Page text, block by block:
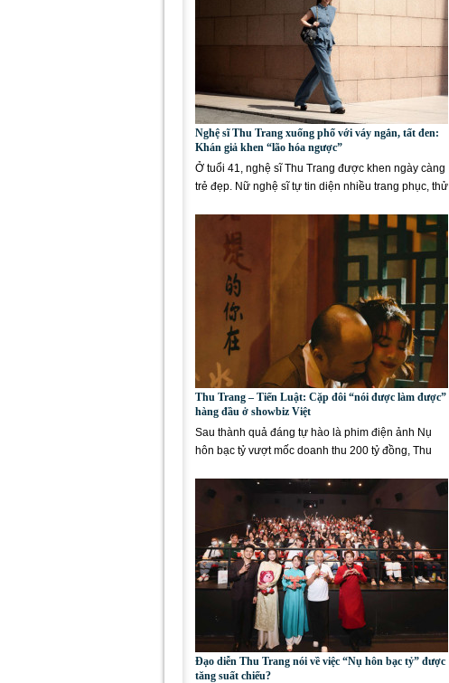
Nghệ sĩ Thu Trang xuống phố với váy ngắn, tất đen:
Khán giả khen “lão hóa ngược”
Ở tuổi 41, nghệ sĩ Thu Trang được khen ngày càng
trẻ đẹp. Nữ nghệ sĩ tự tin diện nhiều trang phục, thử
Thu Trang – Tiến Luật: Cặp đôi “nói được làm được”
hàng đầu ở showbiz Việt
Sau thành quả đáng tự hào là phim điện ảnh Nụ
hôn bạc tỷ vượt mốc doanh thu 200 tỷ đồng, Thu
Đạo diễn Thu Trang nói về việc “Nụ hôn bạc tỷ” được
tăng suất chiếu?